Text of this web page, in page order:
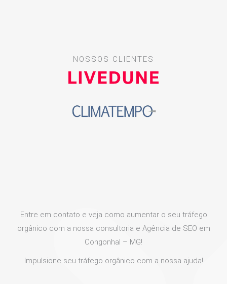
NOSSOS CLIENTES
Entre em contato e veja como aumentar o seu tráfego
orgânico com a nossa consultoria e Agência de SEO em
Congonhal – MG!
Impulsione seu tráfego orgânico com a nossa ajuda!